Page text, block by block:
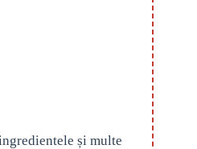
și multe